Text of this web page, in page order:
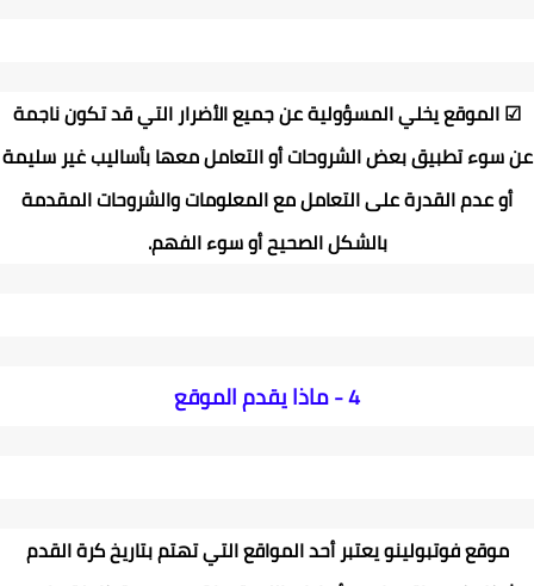
☑الموقع يخلي المسؤولية عن جميع الأضرار التي قد تكون ناجمة
عن سوء تطبيق بعض الشروحات أو التعامل معها بأساليب غير سليمة
أو عدم القدرة على التعامل مع المعلومات والشروحات المقدمة
بالشكل الصحيح أو سوء الفهم.
4 - ماذا يقدم الموقع
موقع فوتبولينو يعتبر أحد المواقع التي تهتم بتاريخ كرة القدم